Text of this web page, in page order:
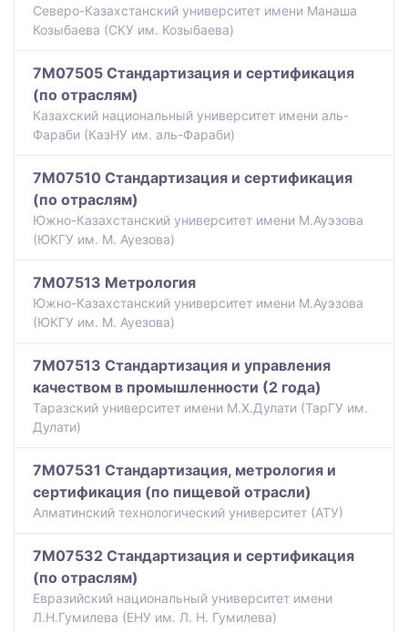
Северо-Казахстанский университет имени Манаша
Козыбаева (СКУ им. Козыбаева)
7M07505 Стандартизация и сертификация
(по отраслям)
Казахский национальный университет имени аль-
Фараби (КазНУ им. аль-Фараби)
7M07510 Стандартизация и сертификация
(по отраслям)
Южно-Казахстанский университет имени М.Ауэзова
(ЮКГУ им. М. Ауезова)
7M07513 Метрология
Южно-Казахстанский университет имени М.Ауэзова
(ЮКГУ им. М. Ауезова)
7M07513 Стандартизация и управления
качеством в промышленности (2 года)
Таразский университет имени М.Х.Дулати (ТарГУ им.
Дулати)
7M07531 Стандартизация, метрология и
сертификация (по пищевой отрасли)
Алматинский технологический университет (АТУ)
7M07532 Стандартизация и сертификация
(по отраслям)
Евразийский национальный университет имени
Л.Н.Гумилева (ЕНУ им. Л. Н. Гумилева)